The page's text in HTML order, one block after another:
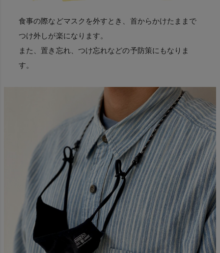
食事の際などマスクを外すとき、首からかけたままで
つけ外しが楽になります。
また、置き忘れ、つけ忘れなどの予防策にもなりま
す。